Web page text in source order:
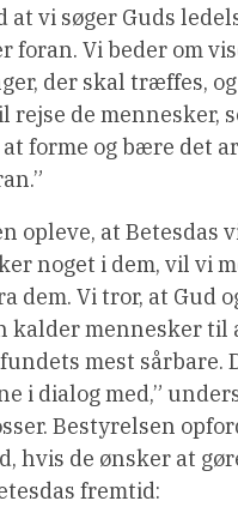
at vi søger Guds
foran. Vi beder om
der skal træffes,
rejse de mennesker,
forme og bære det
opleve, at Betesdas
noget i dem, vil vi
dem. Vi tror, at Gud
kalder mennesker til
mest sårbare.
i dialog med,”
Bestyrelsen
hvis de ønsker at
fremtid: